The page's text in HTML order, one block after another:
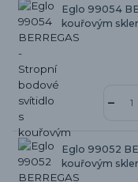
Eglo 99054
kouřovým
Eglo 99052
kouřovým